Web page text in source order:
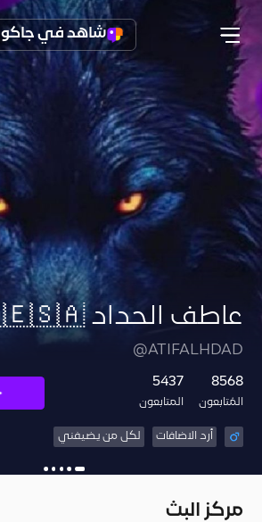
شاهد في جاكو
عاطف الحداد 🇾🇪🇸🇦
@ATIFALHDAD
8568
المُتابعون
5437
المتابعون
أرد الاضافات لكل من يضيفني
مركز البث